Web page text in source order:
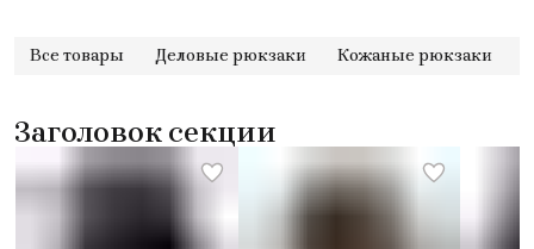
Все товары Деловые рюкзаки Кожаные рюкзаки
Заголовок секции